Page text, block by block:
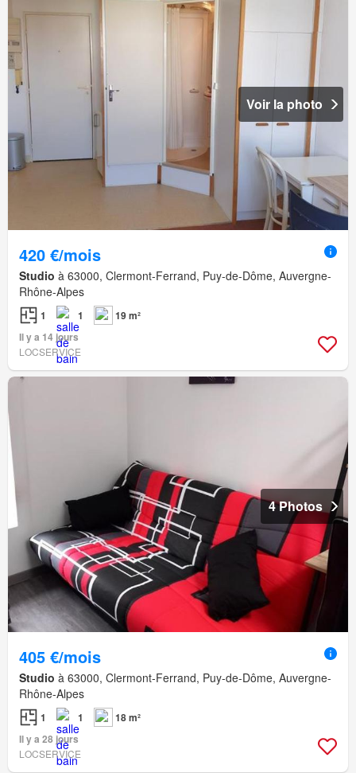
Voir la photo
420 €/mois
Studio à 63000, Clermont-Ferrand, Puy-de-Dôme, Auvergne-
Rhône-Alpes
1 1
19 m²
Il y a 14 jours
LOCSERVICE
4 Photos
405 €/mois
Studio à 63000, Clermont-Ferrand, Puy-de-Dôme, Auvergne-
Rhône-Alpes
1 1
18 m²
Il y a 28 jours
LOCSERVICE